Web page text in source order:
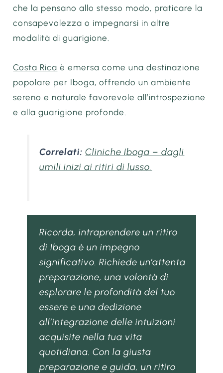
che la pensano allo stesso modo, praticare la
consapevolezza o impegnarsi in altre
modalità di guarigione.
Costa Rica è emersa come una destinazione
popolare per Iboga, offrendo un ambiente
sereno e naturale favorevole all’introspezione
e alla guarigione profonde.
Correlati: Cliniche Iboga – dagli
umili inizi ai ritiri di lusso.
Ricorda, intraprendere un ritiro
di Iboga è un impegno
significativo. Richiede un’attenta
preparazione, una volontà di
esplorare le profondità del tuo
essere e una dedizione
all’integrazione delle intuizioni
acquisite nella tua vita
quotidiana. Con la giusta
preparazione e guida, un ritiro